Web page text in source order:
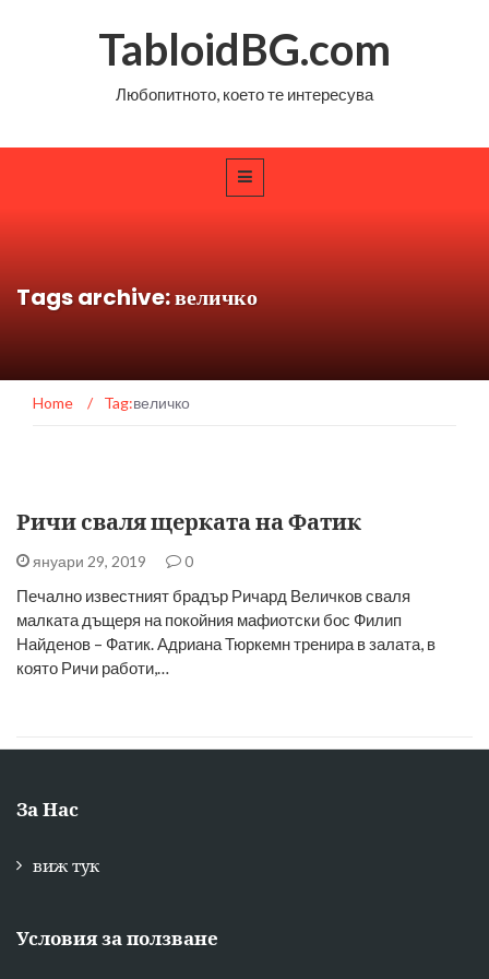
TabloidBG.com
Любопитното, което те интересува
Tags archive: величко
Home / Tag:величко
Ричи сваля щерката на Фатик
януари 29, 2019 0
Печално известният брадър Ричард Величков сваля
малката дъщеря на покойния мафиотски бос Филип
Найденов – Фатик. Адриана Тюркемн тренира в залата, в
която Ричи работи,…
За Нас
виж тук
Условия за ползване